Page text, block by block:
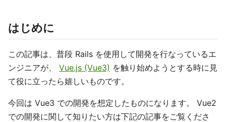
はじめに
この記事は、普段 Rails を使用して開発を行なっているエ
ンジニアが、 Vue.js (Vue3) を触り始めようとする時に見
て役に立ったら嬉しいものです。
今回は Vue3 での開発を想定したものになります。 Vue2
での開発に関して知りたい方は下記の記事をご覧くださ